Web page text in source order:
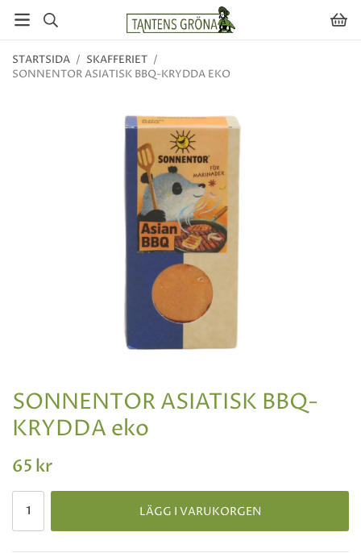
STARTSIDA / SKAFFERIET /
SONNENTOR ASIATISK BBQ-KRYDDA EKO
SONNENTOR ASIATISK BBQ-
KRYDDA eko
65 kr
LÄGG I VARUKORGEN